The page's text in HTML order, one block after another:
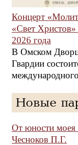
Концерт
«Свет
2026 года
В Омском
Гвардии
Новые
От юности
Чесноков П.Г.